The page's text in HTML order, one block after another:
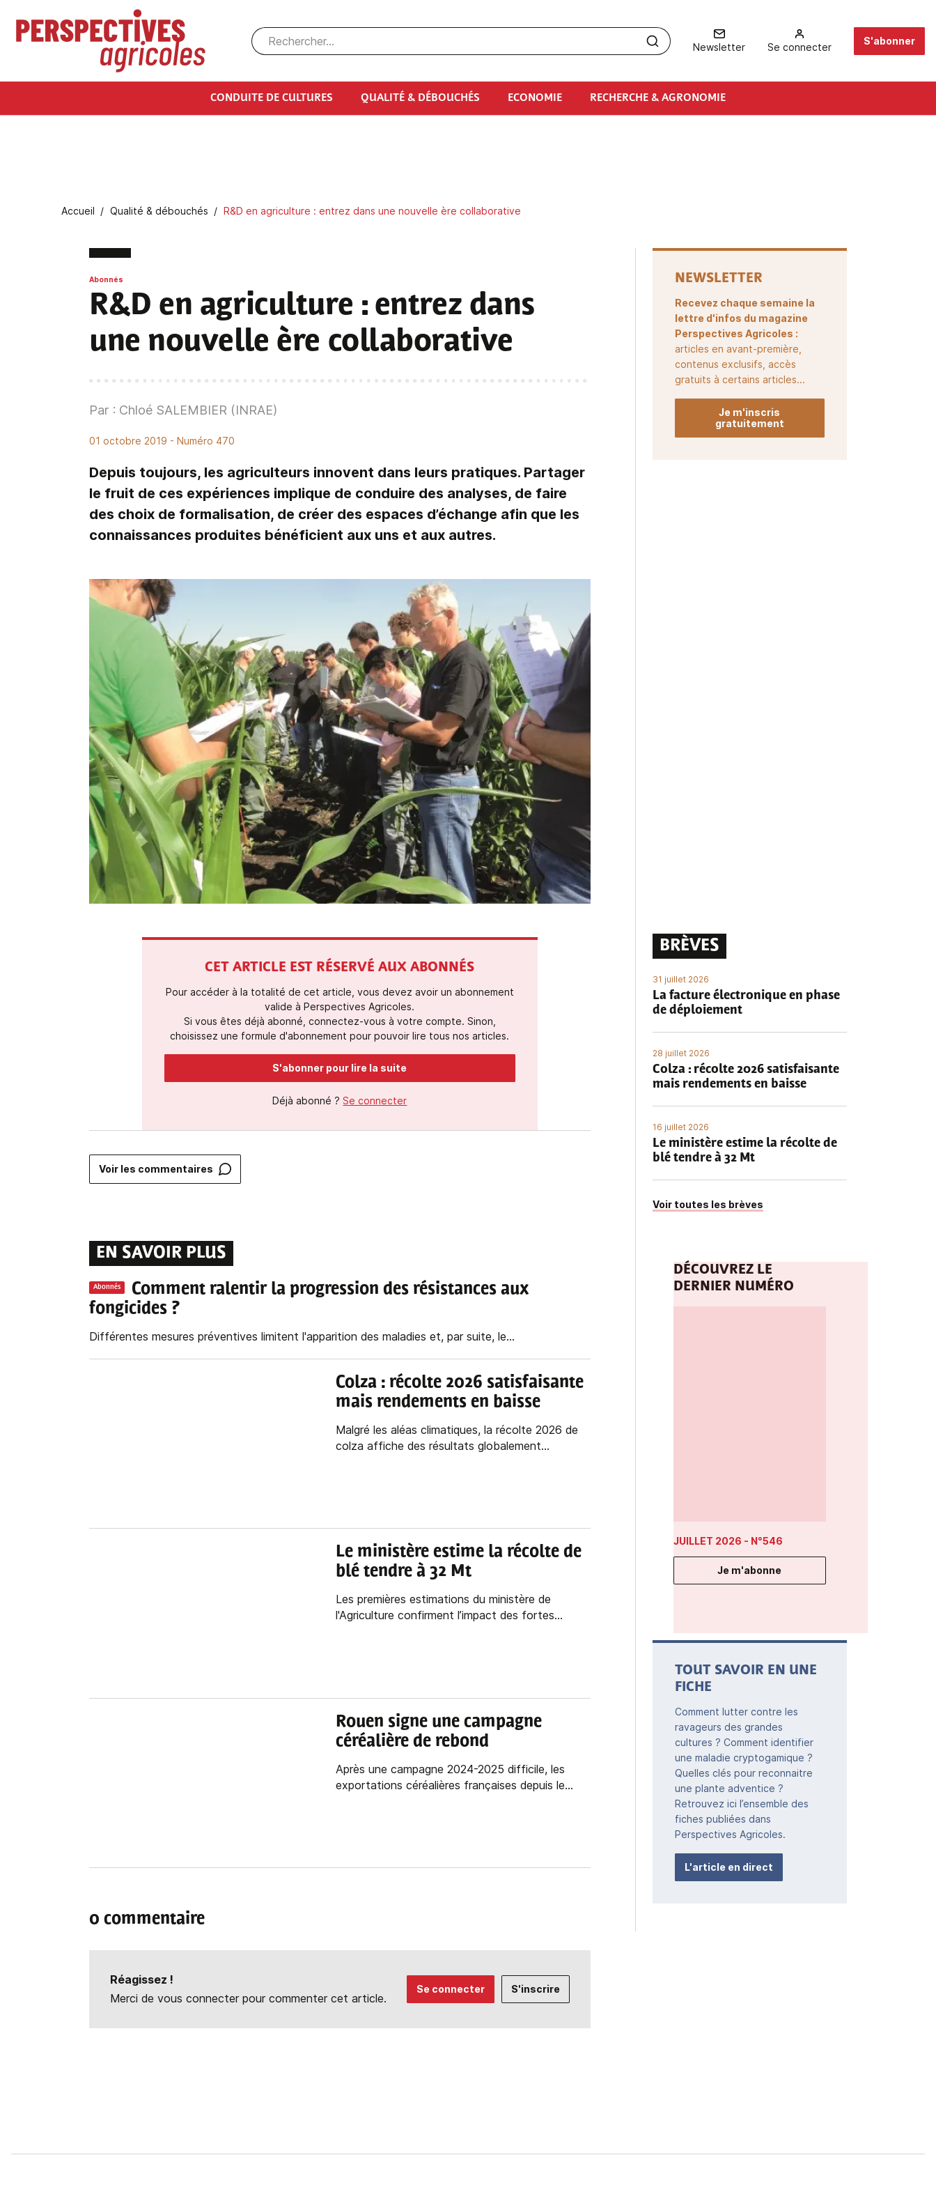
Aller au contenu principal
Newsletter Se connecter
S'abonner
CONDUITE DE CULTURES QUALITÉ & DÉBOUCHÉS ECONOMIE RECHERCHE & AGRONOMIE
Fil d'Ariane
Accueil Qualité & débouchés R&D en agriculture : entrez dans une nouvelle ère collaborative
Abonnés
R&D en agriculture : entrez dans
une nouvelle ère collaborative
Par : Chloé SALEMBIER (INRAE)
01 octobre 2019 - Numéro 470
Depuis toujours, les agriculteurs innovent dans leurs pratiques. Partager
le fruit de ces expériences implique de conduire des analyses, de faire
des choix de formalisation, de créer des espaces d’échange afin que les
connaissances produites bénéficient aux uns et aux autres.
CET ARTICLE EST RÉSERVÉ AUX ABONNÉS
Pour accéder à la totalité de cet article, vous devez avoir un abonnement
valide à Perspectives Agricoles.
Si vous êtes déjà abonné, connectez-vous à votre compte. Sinon,
choisissez une formule d'abonnement pour pouvoir lire tous nos articles.
S'abonner pour lire la suite
Déjà abonné ? Se connecter
Voir les commentaires
EN SAVOIR PLUS
Abonnés
Comment ralentir la progression des résistances aux
fongicides ?
Différentes mesures préventives limitent l'apparition des maladies et, par suite, le...
Colza : récolte 2026 satisfaisante
mais rendements en baisse
Malgré les aléas climatiques, la récolte 2026 de
colza affiche des résultats globalement...
Le ministère estime la récolte de
blé tendre à 32 Mt
Les premières estimations du ministère de
l'Agriculture confirment l’impact des fortes...
Rouen signe une campagne
céréalière de rebond
Après une campagne 2024-2025 difficile, les
exportations céréalières françaises depuis le...
0 commentaire
Réagissez !
Merci de vous connecter pour commenter cet article.
Se connecter S'inscrire
NEWSLETTER
Recevez chaque semaine la
lettre d'infos du magazine
Perspectives Agricoles :
articles en avant-première,
contenus exclusifs, accès
gratuits à certains articles...
Je m'inscris
gratuitement
BRÈVES
31 juillet 2026
La facture électronique en phase
de déploiement
28 juillet 2026
Colza : récolte 2026 satisfaisante
mais rendements en baisse
16 juillet 2026
Le ministère estime la récolte de
blé tendre à 32 Mt
Voir toutes les brèves
DÉCOUVREZ LE
DERNIER NUMÉRO
JUILLET 2026 - N°546
Je m'abonne
TOUT SAVOIR EN UNE
FICHE
Comment lutter contre les
ravageurs des grandes
cultures ? Comment identifier
une maladie cryptogamique ?
Quelles clés pour reconnaitre
une plante adventice ?
Retrouvez ici l’ensemble des
fiches publiées dans
Perspectives Agricoles.
L'article en direct